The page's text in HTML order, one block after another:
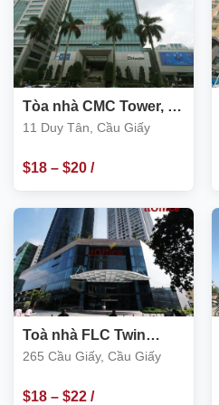
Tòa nhà CMC Tower, 11
Duy Tân, Cầu Giấy
11 Duy Tân, Cầu Giấy
$18– $20/
m2
Toà nhà FLC Twin
Towers 265 Cầu Giấy
265 Cầu Giấy, Cầu Giấy
$18– $22/